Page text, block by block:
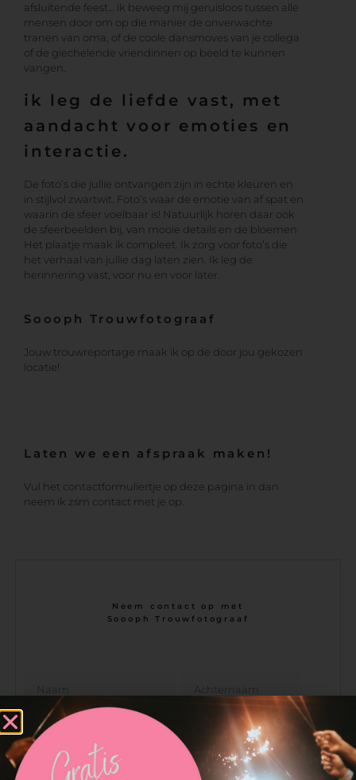
afsluitende feest… ik beweeg mij geruisloos tussen alle
mensen door om op die manier de onverwachte
tranen van oma, of de coole dansmoves van je collega
of de giechelende vriendinnen op beeld te kunnen
vangen.
ik leg de liefde vast, met
aandacht voor emoties en
interactie.
De foto’s die jullie ontvangen zijn in echte kleuren en
in stijlvol zwartwit. Foto’s waar de emotie van af spat en
waarin de sfeer voelbaar is! Natuurlijk horen daar ook
de sfeerbeelden bij, van mooie details en de bloemen
Het plaatje maak ik compleet. Ik zorg voor foto’s die
het verhaal van jullie dag laten zien. Ik leg de
herinnering vast, voor nu en voor later.
Soooph Trouwfotograaf
Jouw trouwreportage maak ik op de door jou gekozen
locatie!
Laten we een afspraak maken!
Vul het contactformuliertje op deze pagina in dan
neem ik zsm contact met je op.
Neem contact op met
Soooph Trouwfotograaf